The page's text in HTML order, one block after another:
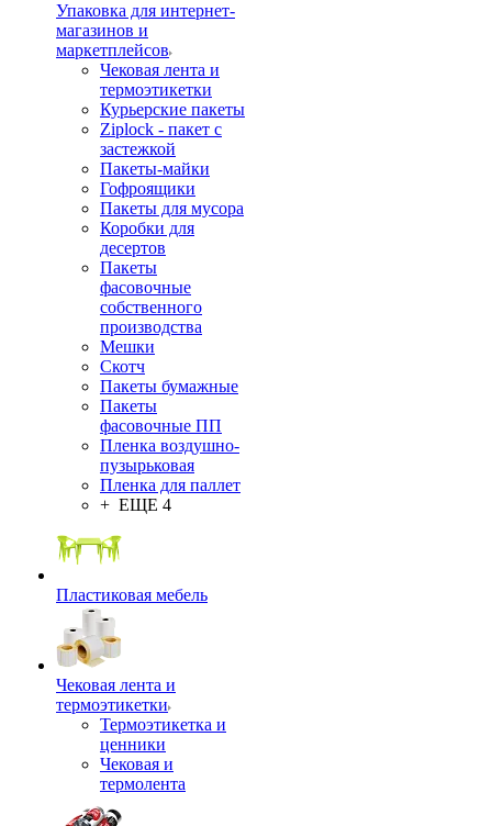
Упаковка для интернет-
магазинов и
маркетплейсов
Чековая лента и
термоэтикетки
Курьерские пакеты
Ziplock - пакет с
застежкой
Пакеты-майки
Гофроящики
Пакеты для мусора
Коробки для
десертов
Пакеты
фасовочные
собственного
производства
Мешки
Скотч
Пакеты бумажные
Пакеты
фасовочные ПП
Пленка воздушно-
пузырьковая
Пленка для паллет
+ ЕЩЕ 4
Пластиковая мебель
Чековая лента и
термоэтикетки
Термоэтикетка и
ценники
Чековая и
термолента